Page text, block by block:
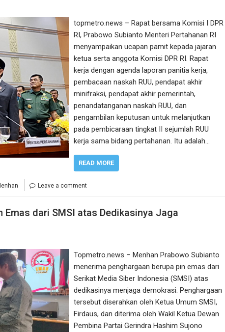
topmetro.news – Rapat bersama Komisi I DPR
RI, Prabowo Subianto Menteri Pertahanan RI
menyampaikan ucapan pamit kepada jajaran
ketua serta anggota Komisi DPR RI. Rapat
kerja dengan agenda laporan panitia kerja,
pembacaan naskah RUU, pendapat akhir
minifraksi, pendapat akhir pemerintah,
penandatanganan naskah RUU, dan
pengambilan keputusan untuk melanjutkan
pada pembicaraan tingkat II sejumlah RUU
kerja sama bidang pertahanan. Itu adalah…
READ MORE
Leave a comment
dari SMSI atas Dedikasinya Jaga
Topmetro.news – Menhan Prabowo Subianto
menerima penghargaan berupa pin emas dari
Serikat Media Siber Indonesia (SMSI) atas
dedikasinya menjaga demokrasi. Penghargaan
tersebut diserahkan oleh Ketua Umum SMSI,
Firdaus, dan diterima oleh Wakil Ketua Dewan
Pembina Partai Gerindra Hashim Sujono